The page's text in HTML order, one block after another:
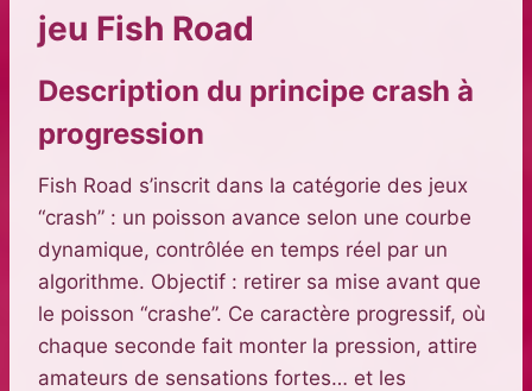
jeu Fish Road
Description du principe crash à
progression
Fish Road s’inscrit dans la catégorie des jeux
“crash” : un poisson avance selon une courbe
dynamique, contrôlée en temps réel par un
algorithme. Objectif : retirer sa mise avant que
le poisson “crashe”. Ce caractère progressif, où
chaque seconde fait monter la pression, attire
amateurs de sensations fortes… et les